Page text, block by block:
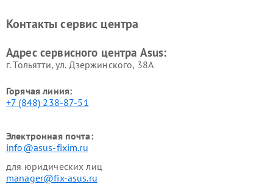
Контакты сервис центра
Адрес сервисного центра Asus:
г. Тольятти, ул. Дзержинского, 38А
Горячая линия:
+7 (848) 238-87-51
Электронная почта:
info@asus-fixim.ru
для юридических лиц
manager@fix-asus.ru